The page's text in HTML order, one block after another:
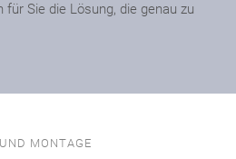
für Sie die Lösung, die genau zu
MONTAGE